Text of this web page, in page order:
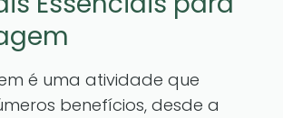
é uma atividade que
benefícios, desde a